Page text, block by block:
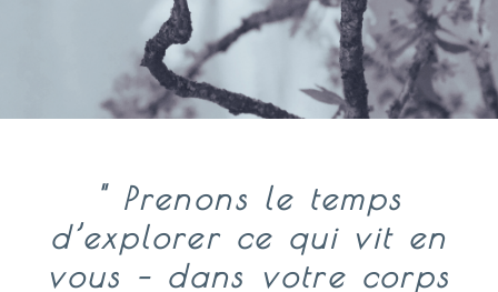
" Prenons le temps
d’explorer ce qui vit en
vous – dans votre corps